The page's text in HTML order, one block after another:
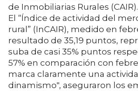
de Inmobiliarias Rurales (CAIR).
El “Índice de actividad del
rural” (InCAIR), medido en
resultado de 35,19 puntos,
suba de casi 35% puntos
57% en comparación con
marca claramente una
dinamismo", aseguraron los